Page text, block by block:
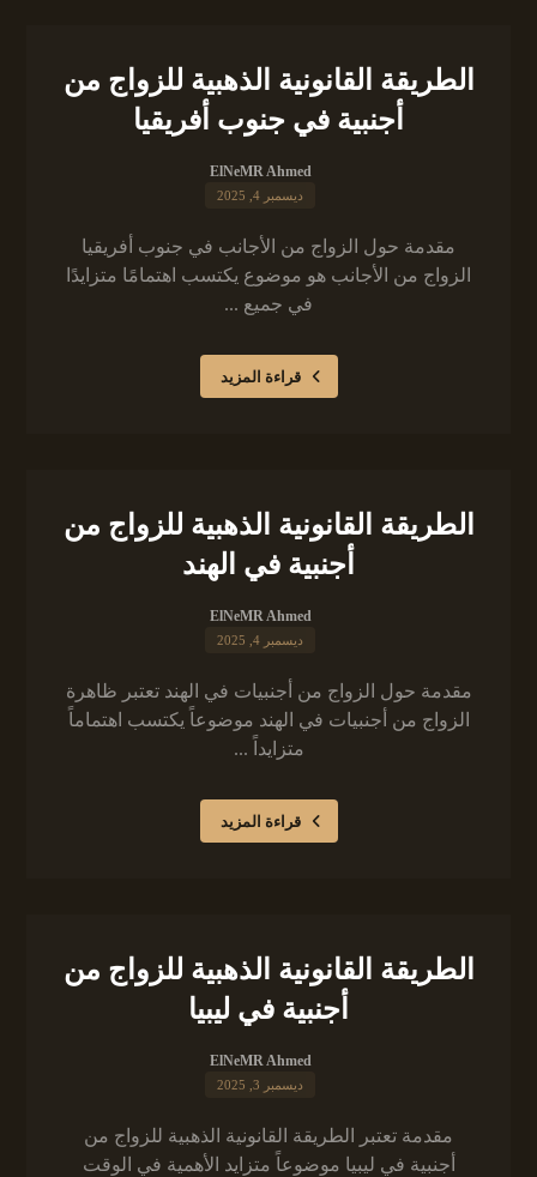
الطريقة القانونية الذهبية للزواج من
أجنبية في جنوب أفريقيا
ElNeMR Ahmed
ديسمبر 4, 2025
مقدمة حول الزواج من الأجانب في جنوب أفريقيا
الزواج من الأجانب هو موضوع يكتسب اهتمامًا متزايدًا
في جميع ...
قراءة المزيد
الطريقة القانونية الذهبية للزواج من
أجنبية في الهند
ElNeMR Ahmed
ديسمبر 4, 2025
مقدمة حول الزواج من أجنبيات في الهند تعتبر ظاهرة
الزواج من أجنبيات في الهند موضوعاً يكتسب اهتماماً
متزايداً ...
قراءة المزيد
الطريقة القانونية الذهبية للزواج من
أجنبية في ليبيا
ElNeMR Ahmed
ديسمبر 3, 2025
مقدمة تعتبر الطريقة القانونية الذهبية للزواج من
أجنبية في ليبيا موضوعاً متزايد الأهمية في الوقت